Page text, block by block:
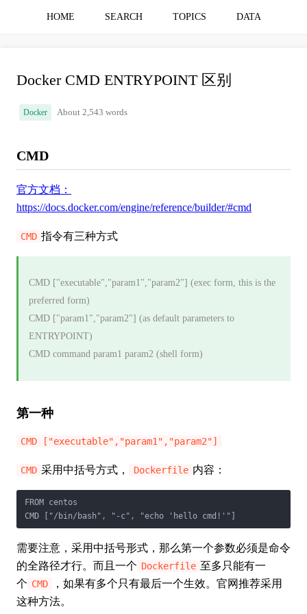
HOME SEARCH TOPICS DATA
Docker CMD ENTRYPOINT 区别
Docker About 2,543 words
CMD
官方文档：
https://docs.docker.com/engine/reference/builder/#cmd
CMD 指令有三种方式
CMD ["executable","param1","param2"] (exec form, this is the
preferred form)
CMD ["param1","param2"] (as default parameters to
ENTRYPOINT)
CMD command param1 param2 (shell form)
第一种
CMD ["executable","param1","param2"]
CMD 采用中括号方式， Dockerfile 内容：
FROM centos
CMD ["/bin/bash", "-c", "echo 'hello cmd!'"]
需要注意，采用中括号形式，那么第一个参数必须是命令
的全路径才行。而且一个 Dockerfile 至多只能有一
个 CMD
，如果有多个只有最后一个生效。官网推荐采用
这种方法。